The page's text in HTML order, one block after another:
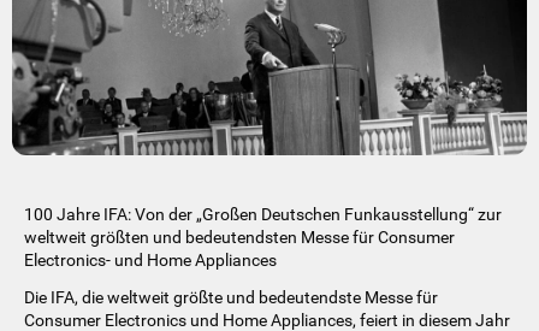
100 Jahre IFA: Von der „Großen Deutschen Funkausstellung“ zur
weltweit größten und bedeutendsten Messe für Consumer
Electronics- und Home Appliances
Die IFA, die weltweit größte und bedeutendste Messe für
Consumer Electronics und Home Appliances, feiert in diesem Jahr